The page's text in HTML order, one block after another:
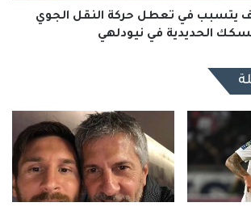
يتسبب في تعطل حركة النقل الجوي
الحديدية في نيودلهي